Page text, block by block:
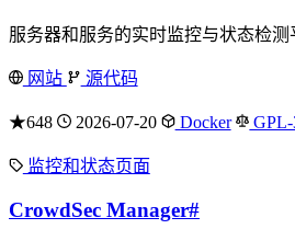
服务器和服务的实时监控与状态检测
网站 源代码
★648 2026-07-20 Docker
监控和状态页面
CrowdSec Manager#